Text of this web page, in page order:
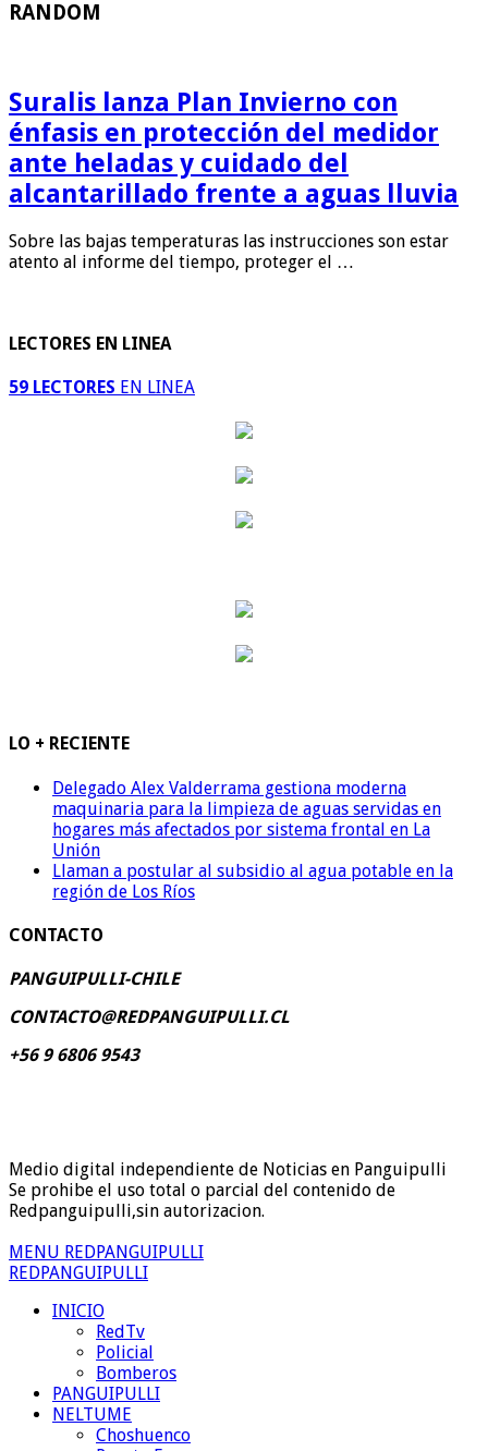
RANDOM
Suralis lanza Plan Invierno con
énfasis en protección del medidor
ante heladas y cuidado del
alcantarillado frente a aguas lluvia
Sobre las bajas temperaturas las instrucciones son estar
atento al informe del tiempo, proteger el …
LECTORES EN LINEA
59 LECTORES EN LINEA
LO + RECIENTE
Delegado Alex Valderrama gestiona moderna
maquinaria para la limpieza de aguas servidas en
hogares más afectados por sistema frontal en La
Unión
Llaman a postular al subsidio al agua potable en la
región de Los Ríos
CONTACTO
PANGUIPULLI-CHILE
CONTACTO@REDPANGUIPULLI.CL
+56 9 6806 9543
Medio digital independiente de Noticias en Panguipulli
Se prohibe el uso total o parcial del contenido de
Redpanguipulli,sin autorizacion.
MENU REDPANGUIPULLI
REDPANGUIPULLI
INICIO
RedTv
Policial
Bomberos
PANGUIPULLI
NELTUME
Choshuenco